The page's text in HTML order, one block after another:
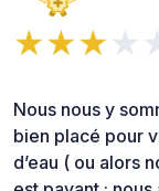
Nous nous y
bien placé pour
d’eau ( ou alors